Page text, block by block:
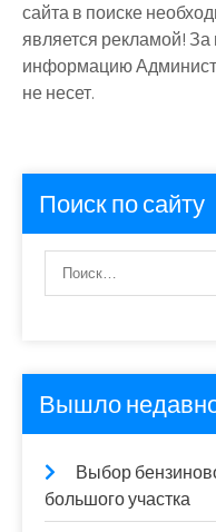
сайта в поиске
является рекламой!
информацию
не несет.
Поиск по сайту
Вышло
Выбор
большого участка